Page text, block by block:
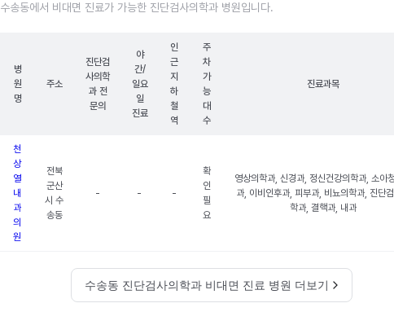
수송동에서 비대면 진료가 가능한 진단검사의학과 병원입니다.
병
원
명
주소
진단검
사의학
과 전
문의
야
간/
일요
일
진료
인
근
지
하
철
역
주
차
가
능
대
수
진료과목
천
상
열
내
과
의
원
전북
군산
시 수
송동
- - -
확
인
필
요
영상의학과, 신경과, 정신건강의학과, 소아
과, 이비인후과, 피부과, 비뇨의학과, 진단
학과, 결핵과, 내과
수송동 진단검사의학과 비대면 진료 병원 더보기